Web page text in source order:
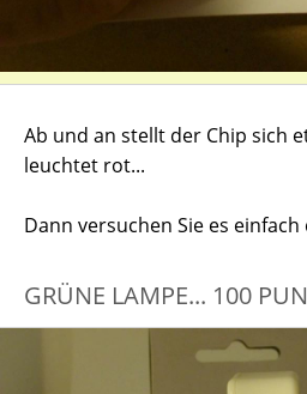
Ab und an stellt der Chip sich
leuchtet rot...
Dann versuchen Sie es
GRÜNE LAMPE... 100